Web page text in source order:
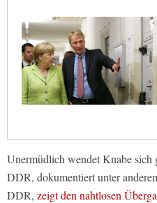
Unermüdlich wendet Knabe sich
DDR, dokumentiert unter
DDR, zeigt den nahtlosen